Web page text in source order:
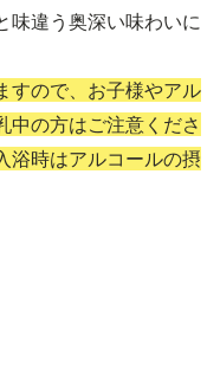
味違う奥深い味わいに
すので、お子様やアル
中の方はご注意くださ
浴時はアルコールの摂